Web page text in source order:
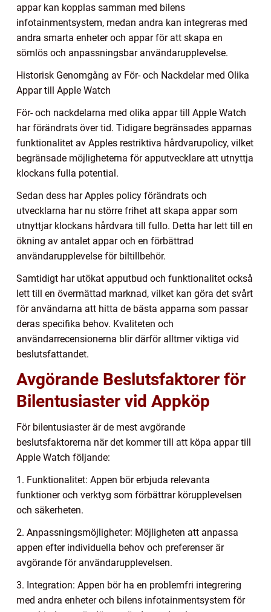
appar kan kopplas samman med bilens
infotainmentsystem, medan andra kan integreras med
andra smarta enheter och appar för att skapa en
sömlös och anpassningsbar användarupplevelse.
Historisk Genomgång av För- och Nackdelar med Olika
Appar till Apple Watch
För- och nackdelarna med olika appar till Apple Watch
har förändrats över tid. Tidigare begränsades apparnas
funktionalitet av Apples restriktiva hårdvarupolicy, vilket
begränsade möjligheterna för apputvecklare att utnyttja
klockans fulla potential.
Sedan dess har Apples policy förändrats och
utvecklarna har nu större frihet att skapa appar som
utnyttjar klockans hårdvara till fullo. Detta har lett till en
ökning av antalet appar och en förbättrad
användarupplevelse för biltillbehör.
Samtidigt har utökat apputbud och funktionalitet också
lett till en övermättad marknad, vilket kan göra det svårt
för användarna att hitta de bästa apparna som passar
deras specifika behov. Kvaliteten och
användarrecensionerna blir därför alltmer viktiga vid
beslutsfattandet.
Avgörande Beslutsfaktorer för
Bilentusiaster vid Appköp
För bilentusiaster är de mest avgörande
beslutsfaktorerna när det kommer till att köpa appar till
Apple Watch följande:
1. Funktionalitet: Appen bör erbjuda relevanta
funktioner och verktyg som förbättrar körupplevelsen
och säkerheten.
2. Anpassningsmöjligheter: Möjligheten att anpassa
appen efter individuella behov och preferenser är
avgörande för användarupplevelsen.
3. Integration: Appen bör ha en problemfri integrering
med andra enheter och bilens infotainmentsystem för